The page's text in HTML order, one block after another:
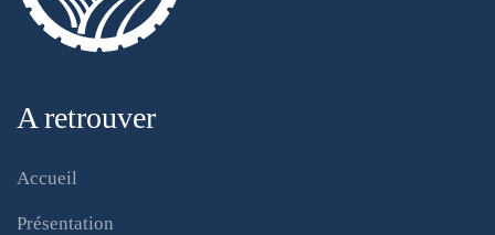
A retrouver
Accueil
Présentation